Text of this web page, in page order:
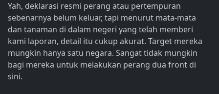
Yah, deklarasi resmi perang atau pertempuran
sebenarnya belum keluar, tapi menurut mata-mata
dan tanaman di dalam negeri yang telah memberi
kami laporan, detail itu cukup akurat. Target mereka
mungkin hanya satu negara. Sangat tidak mungkin
bagi mereka untuk melakukan perang dua front di
sini.